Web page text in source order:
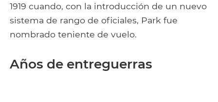
1919 cuando, con la introducción de un nuevo
sistema de rango de oficiales, Park fue
nombrado teniente de vuelo.
Años de entreguerras